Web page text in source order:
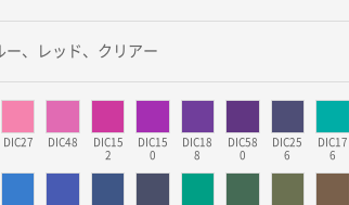
ー、レッド、クリアー
DIC27 DIC48
DIC15
2
DIC15
0
DIC18
8
DIC58
0
DIC25
6
DIC17
6